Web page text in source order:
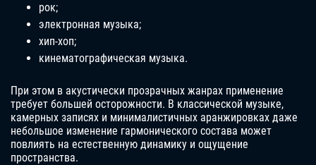
рок;
электронная музыка;
хип-хоп;
кинематографическая музыка.
При этом в акустически прозрачных жанрах применение
требует большей осторожности. В классической музыке,
камерных записях и минималистичных аранжировках даже
небольшое изменение гармонического состава может
повлиять на естественную динамику и ощущение
пространства.